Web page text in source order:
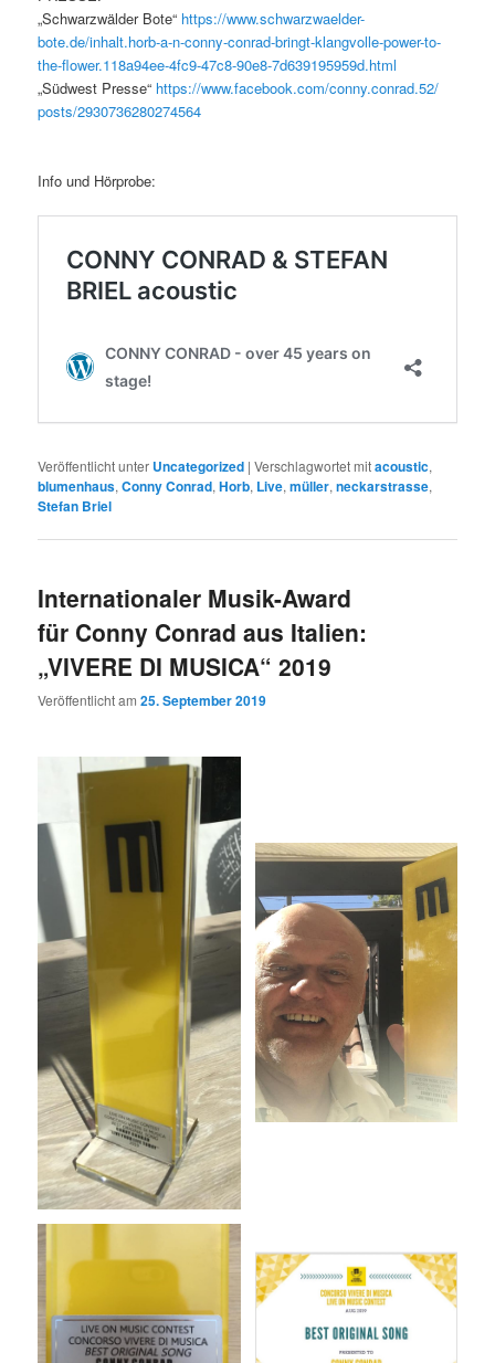
„Schwarzwälder Bote“ https://www.schwarzwaelder-
bote.de/inhalt.horb-a-n-conny-conrad-bringt-klangvolle-power-to-
the-flower.118a94ee-4fc9-47c8-90e8-7d639195959d.html
„Südwest Presse“ https://www.facebook.com/conny.conrad.52/
posts/2930736280274564
Info und Hörprobe:
Veröffentlicht unter Uncategorized |Verschlagwortet mitacoustic,
blumenhaus,Conny Conrad,Horb, Live,müller,neckarstrasse,
Stefan Briel
Internationaler Musik-Award
für Conny Conrad aus Italien:
„VIVERE DI MUSICA“ 2019
Veröffentlicht am25. September 2019